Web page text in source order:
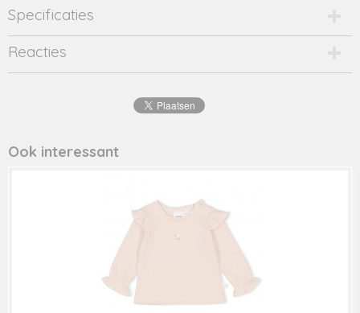
Specificaties
Productcode
2016-11358
Productcode leverancier
Reacties
Ook interessant